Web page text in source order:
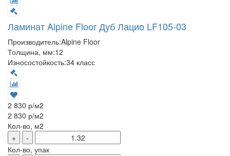
Ламинат Alpine Floor Дуб Лацио LF105-03
Производитель:Alpine Floor
Толщина, мм:12
Износостойкость:34 класс
2 830 р/м2
2 830 р/м2
Кол-во, м2
+
-
Кол-во, упак